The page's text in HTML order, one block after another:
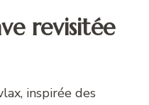
revisitée
inspirée des